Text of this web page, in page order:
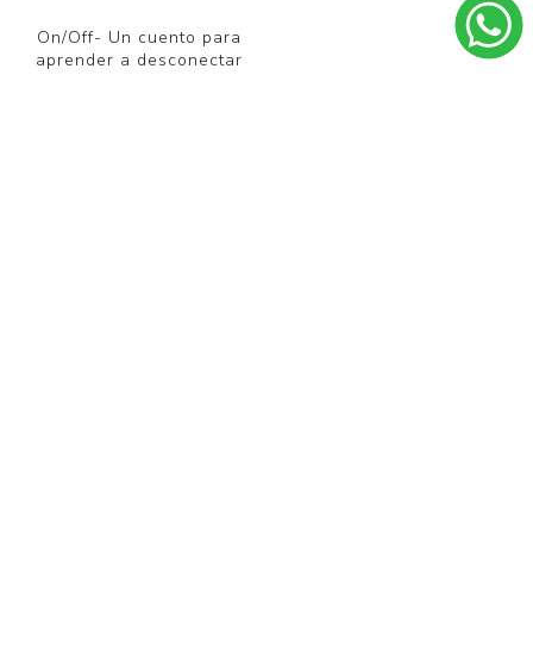
On/Off- Un cuento para
aprender a desconectar